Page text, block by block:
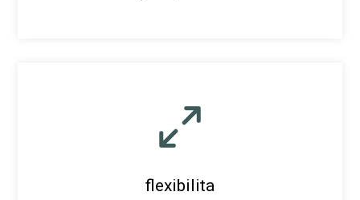
flexibilita